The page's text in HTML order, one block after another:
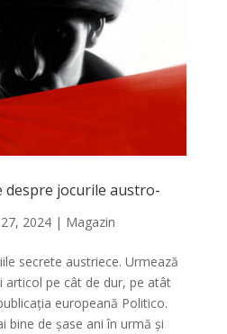
jocurile austro-
2024| Magazin
secrete austriece. Urmează
articol pe cât de dur, pe atât
europeană Politico.
bine de șase ani în urmă și